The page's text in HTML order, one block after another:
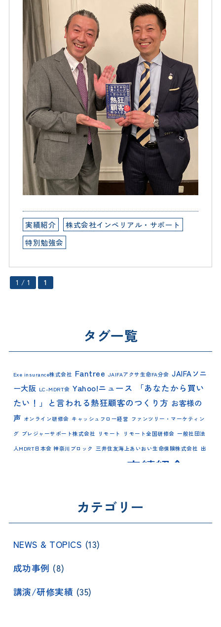
実績紹介
株式会社インペリアル・サポート
特別勉強会
1 / 1 1
タグ一覧
Exe insurance株式会社 Fantree JAIFAアクサ生命FA分会 JAIFAソニ
ー大阪 LC-MDRT会 Yahoo!ニュース
「あなたから買い
たい！」と言われる熱狂顧客のつくり方 お客様の
声 オンライン研修会 キャッシュフロー経営 ファンツリー・マーケティン
グ プレジャーサポート株式会社 リモート リモート全国研修会 一般社団法
人MDRT日本会 神奈川ブロック 三井住友海上あいおい生命保険株式会社 出
実績紹介
法人保険営業マン 特別勉強会 福島 雄二
カテゴリー
NEWS & TOPICS (13)
成功事例 (8)
講演/研修実績 (35)